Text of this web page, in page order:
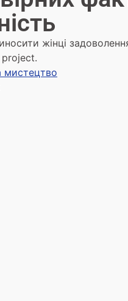
жінці
project.
мистецтво